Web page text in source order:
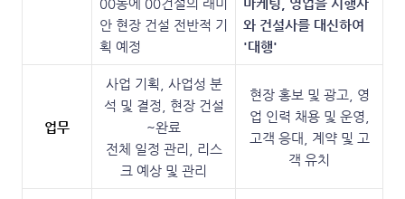
00동에 00건설의 래미
안 현장 건설 전반적 기
획 예정
마케팅, 영업을 시행사
와 건설사를 대신하여
'대행'
업무
사업 기획, 사업성 분
석 및 결정, 현장 건설
~완료
전체 일정 관리, 리스
크 예상 및 관리
현장 홍보 및 광고, 영
업 인력 채용 및 운영,
고객 응대, 계약 및 고
객 유치